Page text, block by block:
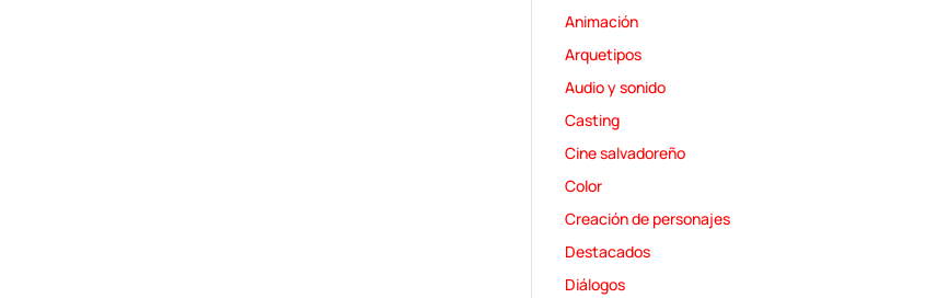
Animación
Arquetipos
Audio y sonido
Casting
Cine salvadoreño
Color
Creación de personajes
Destacados
Diálogos